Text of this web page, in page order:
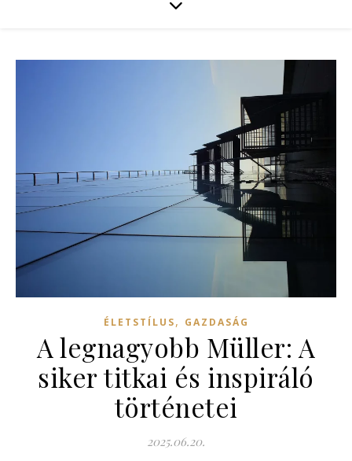
ÉLETSTÍLUS, GAZDASÁG
A legnagyobb Müller: A
siker titkai és inspiráló
történetei
2025.06.20.